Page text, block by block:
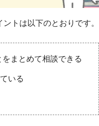
トは以下のとおりです。
まとめて相談できる
いる